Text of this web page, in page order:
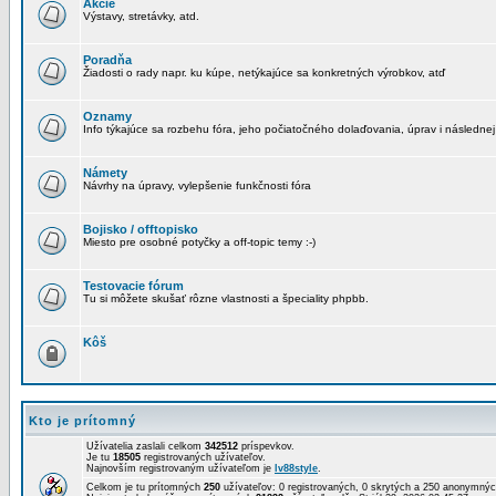
Akcie
Výstavy, stretávky, atd.
Poradňa
Žiadosti o rady napr. ku kúpe, netýkajúce sa konkretných výrobkov, atď
Oznamy
Info týkajúce sa rozbehu fóra, jeho počiatočného dolaďovania, úprav i následnej
Námety
Návrhy na úpravy, vylepšenie funkčnosti fóra
Bojisko / offtopisko
Miesto pre osobné potyčky a off-topic temy :-)
Testovacie fórum
Tu si môžete skušať rôzne vlastnosti a špeciality phpbb.
Kôš
Kto je prítomný
Užívatelia zaslali celkom 342512 príspevkov.
Je tu 18505 registrovaných užívateľov.
Najnovším registrovaným užívateľom je lv88style.
Celkom je tu prítomných 250 užívateľov: 0 registrovaných, 0 skrytých a 250